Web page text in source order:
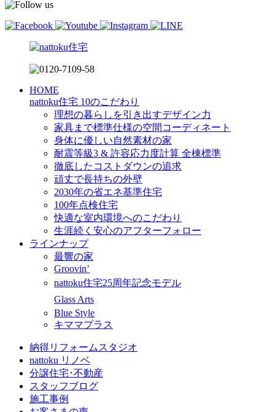
HOME
nattoku住宅 10のこだわり
理想の暮らしを引き出すデザイン力
家具まで標準仕様の空間コーディネート
身体に優しい自然素材の家
耐震等級3 & 許容応力度計算 全棟標準
徹底したコストダウンの追求
頑丈で長持ちの外壁
2030年の省エネ基準住宅
100年点検住宅
快適な室内環境へのこだわり
生涯続く安心のアフターフォロー
ラインナップ
最響の家
Groovin’
nattoku住宅25周年記念モデル
Glass Arts
Blue Style
キママプラス
納得リフォームスタジオ
nattoku リノベ
分譲住宅･不動産
スタッフブログ
施工事例